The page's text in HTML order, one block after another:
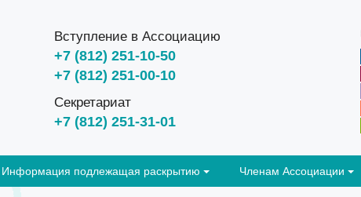
Вступление в Ассоциацию
+7 (812) 251-10-50
+7 (812) 251-00-10
Секретариат
+7 (812) 251-31-01
Информация подлежащая раскрытию Членам Ассоциации